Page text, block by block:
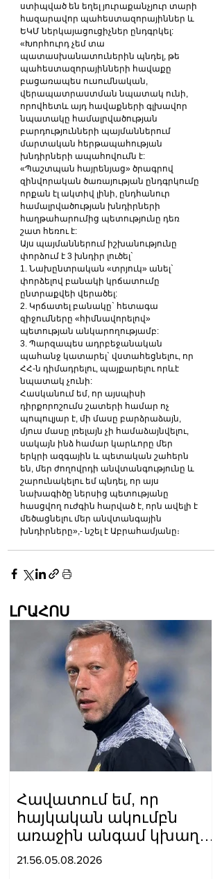
ստիպված են եղել յուրաքանչյուր տարի
հազարավոր պահեստազորայիններ և
ԵԿՄ ներկայացուցիչներ ընդգրկել:
«Խորհուրդ չեմ տա
պատասխանատուներին պնդել, թե
պահեստազորայինների հավաքը
բացառապես ուսումնական,
վերապատրաստման նպատակ ունի,
որովհետև այդ հավաքների գլխավոր
նպատակը համալրվածության
բարդությունների պայմաններում
մարտական հերթապահության
խնդիրների ապահովումն է:
«Պաշտպան հայրենյաց» ծրագրով
զինվորական ծառայության ընդգրկումը
որքան էլ ակտիվ լինի, ընդհանուր
համալրվածության խնդիրների
հաղթահարումից պետությունը դեռ
շատ հեռու է:
Այս պայմաններում իշխանությունը
փորձում է 3 խնդիր լուծել`
1. Նախընտրական «տրյուկ» անել`
փորձելով բանակի կրճատումը
ընտրաքվեի վերածել:
2. Կրճատել բանակը` հետագա
զիջումները «հիմնավորելով»
պետության անկարողությամբ:
3. Պարզապես ադրբեջանական
պահանջ կատարել` վստահեցնելու, որ
ՀՀ-ն դիմադրելու, պայքարելու որևէ
նպատակ չունի:
Հասկանում եմ, որ այսպիսի
դիրքորոշումս շատերի համար ոչ
պոպուլյար է, մի մասը բարձրաձայն,
մյուս մասը լռելայն չի համաձայնվելու,
սակայն ինձ համար կարևորը մեր
երկրի ազգային և պետական շահերն
են, մեր ժողովրդի անվտանգությունը և
շարունակելու եմ պնդել, որ այս
նախագիծը ներսից պետությանը
հասցվող ուժգին հարված է, որն ավելի է
մեծացնելու մեր անվտանգային
խնդիրները»,- նշել է Աբրահամյանը։
ԼՐԱՀՈՍ
Հավատում եմ, որ
հայկական ակումբն
առաջին անգամ կխաղա
ՉԼ հիմնական փուլում.
21.56.05.08.2026